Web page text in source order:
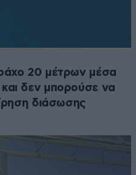
20 μέτρων μέσα
δεν μπορούσε να
διάσωσης